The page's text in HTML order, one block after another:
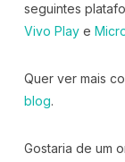
seguintes
Vivo Playe
Quer ver mais
blog.
Gostaria de um